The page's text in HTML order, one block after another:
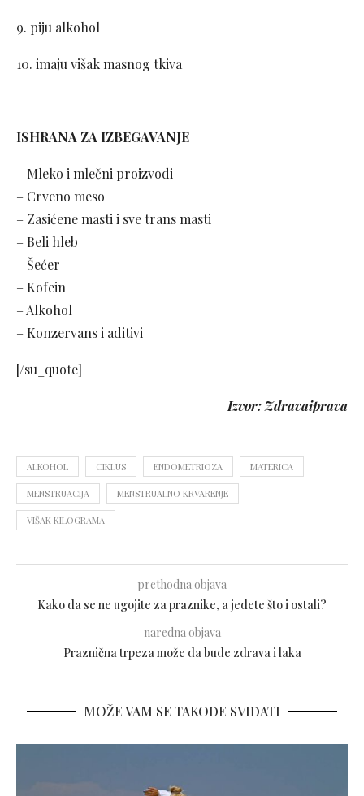
9. piju alkohol
10. imaju višak masnog tkiva
ISHRANA ZA IZBEGAVANJE
– Mleko i mlečni proizvodi
– Crveno meso
– Zasićene masti i sve trans masti
– Beli hleb
– Šećer
– Kofein
– Alkohol
– Konzervans i aditivi
[/su_quote]
Izvor: Zdravaiprava
ALKOHOL CIKLUS ENDOMETRIOZA MATERICA
MENSTRUACIJA MENSTRUALNO KRVARENJE
VIŠAK KILOGRAMA
prethodna objava
Kako da se ne ugojite za praznike, a jedete što i ostali?
naredna objava
Praznična trpeza može da bude zdrava i laka
MOŽE VAM SE TAKOĐE SVIĐATI